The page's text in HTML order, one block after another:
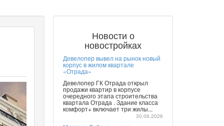
Новости о
новостройках
Девелопер вывел на рынок новый
корпус в жилом квартале
«Отрада»
Девелопер ГК Отрада открыл
продажи квартир в корпусе
очередного этапа строительства
квартала Отрада . Здание класса
комфорт+ включает три жилы...
30.06.2026